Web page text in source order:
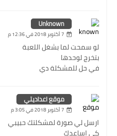
Unknown
7 أكتوبر 2018 في 12:36 م
لو سمحت لما بشغل اللعبة
بتخرج لوحدها
في حل للمشكلة دي
موقع اعداديتي
7 أكتوبر 2018 في 3:05 م
ارسل لي صورة لمشكلتك حبيبي
كي اساعدك